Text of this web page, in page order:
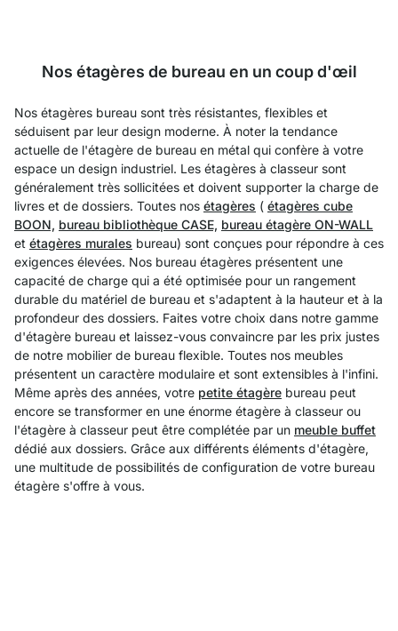
Nos étagères de bureau en un coup d'œil
Nos étagères bureau sont très résistantes, flexibles et
séduisent par leur design moderne. À noter la tendance
actuelle de l'étagère de bureau en métal qui confère à votre
espace un design industriel. Les étagères à classeur sont
généralement très sollicitées et doivent supporter la charge de
livres et de dossiers. Toutes nos étagères ( étagères cube
BOON, bureau bibliothèque CASE, bureau étagère ON-WALL
et étagères murales bureau) sont conçues pour répondre à ces
exigences élevées. Nos bureau étagères présentent une
capacité de charge qui a été optimisée pour un rangement
durable du matériel de bureau et s'adaptent à la hauteur et à la
profondeur des dossiers. Faites votre choix dans notre gamme
d'étagère bureau et laissez-vous convaincre par les prix justes
de notre mobilier de bureau flexible. Toutes nos meubles
présentent un caractère modulaire et sont extensibles à l'infini.
Même après des années, votre petite étagère bureau peut
encore se transformer en une énorme étagère à classeur ou
l'étagère à classeur peut être complétée par un meuble buffet
dédié aux dossiers. Grâce aux différents éléments d'étagère,
une multitude de possibilités de configuration de votre bureau
étagère s'offre à vous.